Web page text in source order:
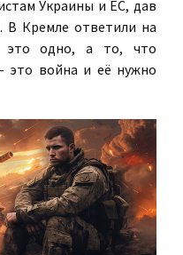
Украины и ЕС, дав
В Кремле ответили на
это одно, а то, что
это война и её нужно